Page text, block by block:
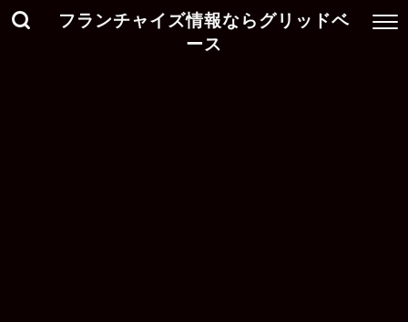
フランチャイズ情報ならグリッドベ
ース